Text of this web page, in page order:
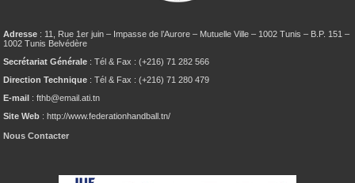
Adresse : 11, Rue 1er juin – Impasse de l’Aurore – Mutuelle Ville – 1002 Tunis – B.P. 151 –
1002 Tunis Belvédère
Secrétariat Générale : Tél & Fax : (+216) 71 282 566
Direction Technique : Tél & Fax : (+216) 71 280 479
E-mail : fthb@email.ati.tn
Site Web : http://www.federationhandball.tn/
Nous Contacter